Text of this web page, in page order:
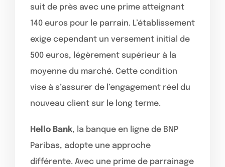
suit de près avec une prime atteignant
140 euros pour le parrain. L’établissement
exige cependant un versement initial de
500 euros, légèrement supérieur à la
moyenne du marché. Cette condition
vise à s’assurer de l’engagement réel du
nouveau client sur le long terme.
Hello Bank, la banque en ligne de BNP
Paribas, adopte une approche
différente. Avec une prime de parrainage